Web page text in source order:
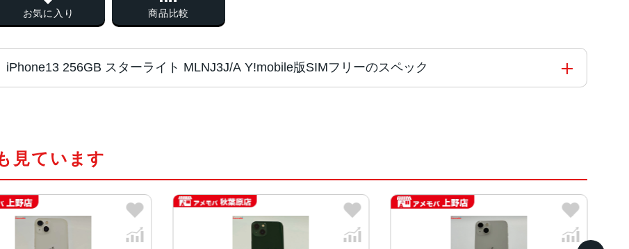
お気に入り 商品比較
iPhone13 256GB スターライト MLNJ3J/A Y!mobile版SIMフリーのスペック
カラー (PRODUCT)RED 、スターライト、ミッドナイト、ブルー、ピンク、グリーン
容量 128GB、256GB、512GB
見ています